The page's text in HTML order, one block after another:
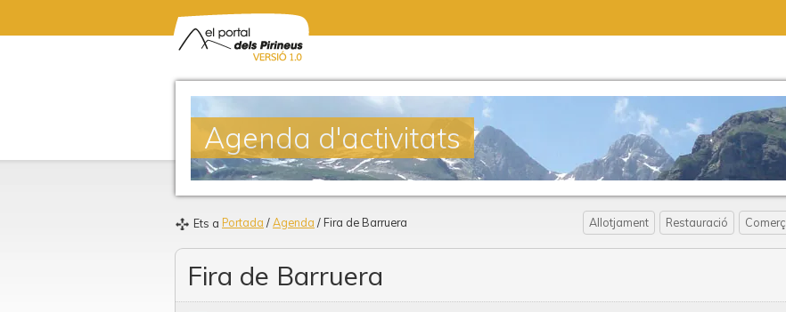
Agenda d'activitats
Ets a Portada / Agenda / Fira de Barruera Allotjament Restauració Comerç
Fira de Barruera